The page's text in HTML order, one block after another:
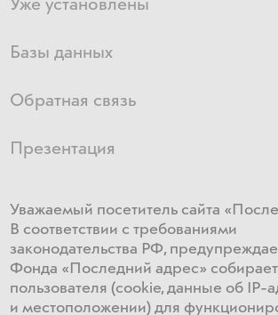
Уже установлены
Базы данных
Обратная связь
Презентация
Уважаемый посетитель сайта
В соответствии с требованиями
законодательства РФ,
Фонда «Последний адрес»
пользователя (cookie, данные об IP-
и местоположении) для